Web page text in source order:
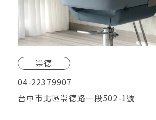
崇德
04-22379907
台中市北區崇德路一段502-1號